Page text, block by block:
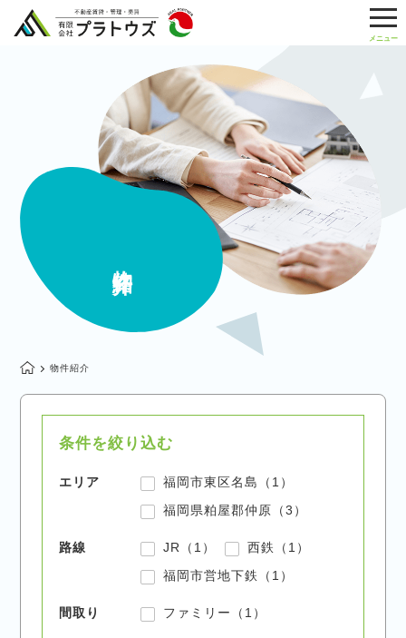
物件紹介
条件を絞り込む
エリア
福岡市東区名島（1）
福岡県粕屋郡仲原（3）
路線 JR（1）
西鉄（1）
福岡市営地下鉄（1）
間取り ファミリー（1）